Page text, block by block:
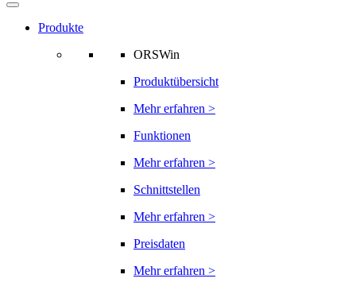
Produkte
ORSWin
Produktübersicht
Mehr erfahren >
Funktionen
Mehr erfahren >
Schnittstellen
Mehr erfahren >
Preisdaten
Mehr erfahren >